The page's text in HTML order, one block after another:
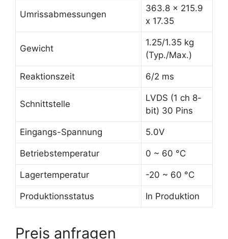
Umrissabmessungen
363.8 x 215.9
x 17.35
Gewicht
1.25/1.35 kg
(Typ./Max.)
Reaktionszeit 6/2 ms
Schnittstelle
LVDS (1 ch 8-
bit) 30 Pins
Eingangs-Spannung 5.0V
Betriebstemperatur 0 ~ 60 °C
Lagertemperatur -20 ~ 60 °C
Produktionsstatus In Produktion
Preis anfragen